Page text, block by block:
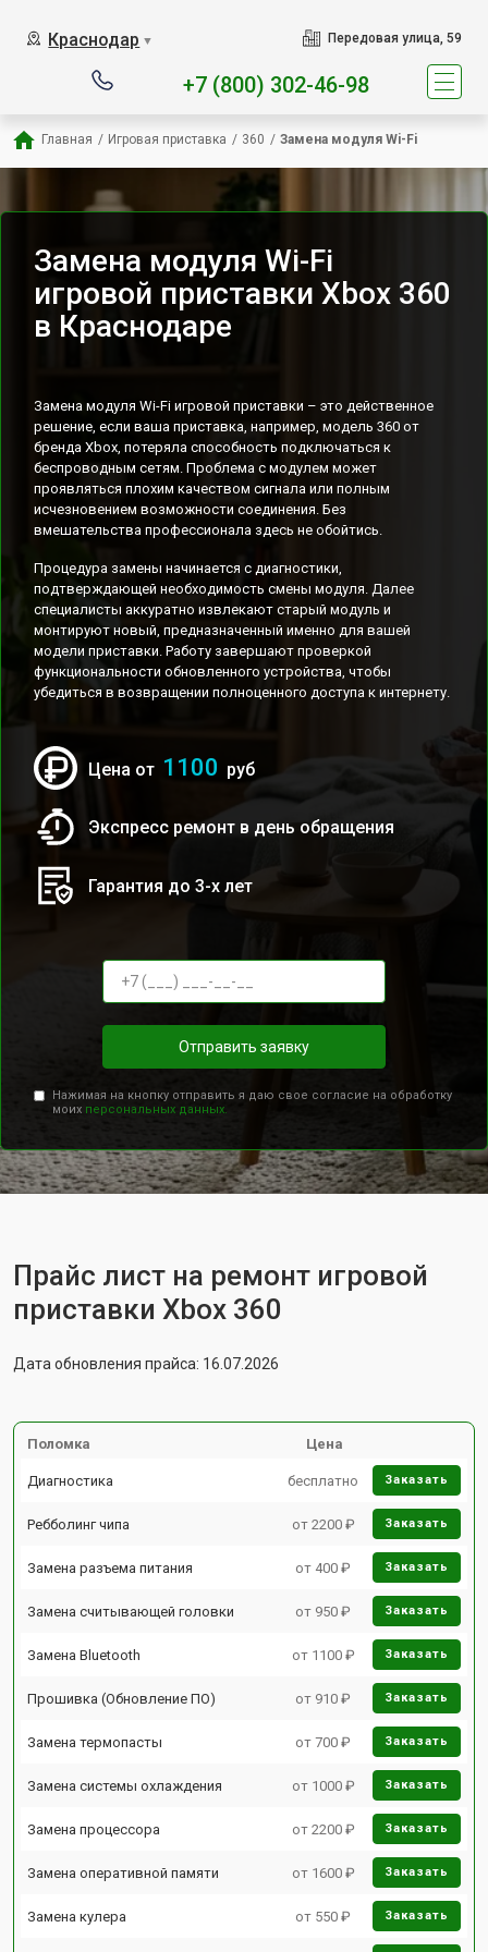
Краснодар ▼ Передовая улица, 59
+7 (800) 302-46-98
Главная / Игровая приставка / 360 / Замена модуля Wi-Fi
Замена модуля Wi-Fi
игровой приставки Xbox 360
в Краснодаре
Замена модуля Wi-Fi игровой приставки – это действенное
решение, если ваша приставка, например, модель 360 от
бренда Xbox, потеряла способность подключаться к
беспроводным сетям. Проблема с модулем может
проявляться плохим качеством сигнала или полным
исчезновением возможности соединения. Без
вмешательства профессионала здесь не обойтись.
Процедура замены начинается с диагностики,
подтверждающей необходимость смены модуля. Далее
специалисты аккуратно извлекают старый модуль и
монтируют новый, предназначенный именно для вашей
модели приставки. Работу завершают проверкой
функциональности обновленного устройства, чтобы
убедиться в возвращении полноценного доступа к интернету.
Цена от 1100 руб
Экспресс ремонт в день обращения
Гарантия до 3-х лет
Отправить заявку
Нажимая на кнопку отправить я даю свое согласие на обработку
моих персональных данных.
Прайс лист на ремонт игровой
приставки Xbox 360
Дата обновления прайса: 16.07.2026
Поломка Цена
Диагностика бесплатно Заказать
Ребболинг чипа от 2200 ₽ Заказать
Замена разъема питания от 400 ₽ Заказать
Замена считывающей головки от 950 ₽ Заказать
Замена Bluetooth от 1100 ₽ Заказать
Прошивка (Обновление ПО) от 910 ₽ Заказать
Замена термопасты от 700 ₽ Заказать
Замена системы охлаждения от 1000 ₽ Заказать
Замена процессора от 2200 ₽ Заказать
Замена оперативной памяти от 1600 ₽ Заказать
Замена кулера от 550 ₽ Заказать